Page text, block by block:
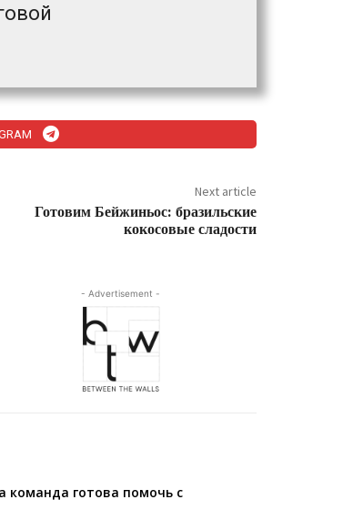
Next article
Готовим Бейжиньос: бразильские
кокосовые сладости
- Advertisement -
команда готова помочь с